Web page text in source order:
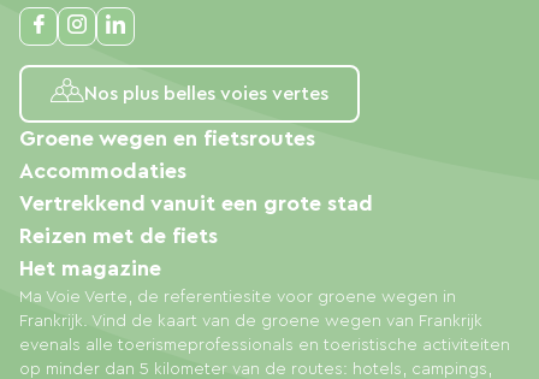
Nos plus belles voies vertes
Ma Voie Verte, de referentiesite voor groene wegen in
Frankrijk. Vind de kaart van de groene wegen van Frankrijk
evenals alle toerismeprofessionals en toeristische activiteiten
op minder dan 5 kilometer van de routes: hotels, campings,
Groene wegen en fietsroutes
Accommodaties
Vertrekkend vanuit een grote stad
Reizen met de fiets
Het magazine